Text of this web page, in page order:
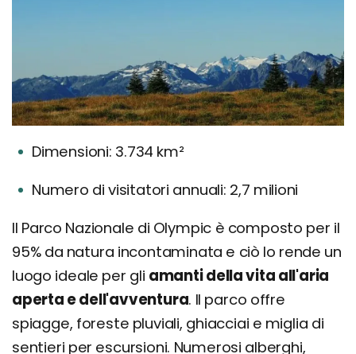
Dimensioni: 3.734 km²
Numero di visitatori annuali: 2,7 milioni
Il Parco Nazionale di Olympic è composto per il
95% da natura incontaminata e ciò lo rende un
luogo ideale per gli amanti della vita all'aria
aperta e dell'avventura. Il parco offre
spiagge, foreste pluviali, ghiacciai e miglia di
sentieri per escursioni. Numerosi alberghi,